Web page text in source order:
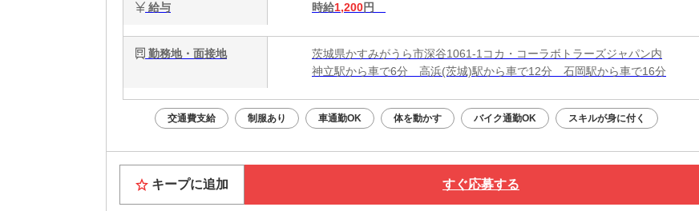
給与 時給1,200円
勤務地・面接地
茨城県かすみがうら市深谷1061-1コカ・コーラボトラーズジャパン内
神立駅から車で6分 高浜(茨城)駅から車で12分 石岡駅から車で16分
交通費支給 制服あり 車通勤OK 体を動かす バイク通勤OK スキルが身に付く
キープに追加 すぐ応募する